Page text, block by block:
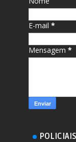
E-mail*
Mensagem*
POLICIAIS